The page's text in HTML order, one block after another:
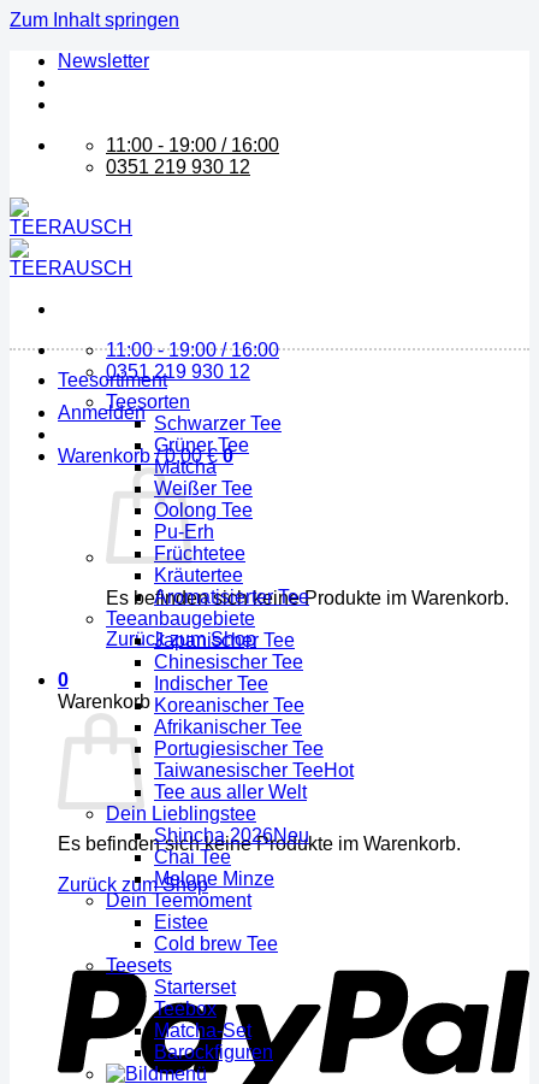
Zum Inhalt springen
Newsletter
11:00 - 19:00 / 16:00
0351 219 930 12
11:00 - 19:00 / 16:00
0351 219 930 12
Anmelden
Warenkorb /0,00€ 0
Es befinden sich keine Produkte im Warenkorb.
Zurück zum Shop
0
Warenkorb
Es befinden sich keine Produkte im Warenkorb.
Zurück zum Shop
Teesortiment
Teesorten
Schwarzer Tee
Grüner Tee
Matcha
Weißer Tee
Oolong Tee
Pu-Erh
Früchtetee
Kräutertee
Aromatisierter Tee
Teeanbaugebiete
Japanischer Tee
Chinesischer Tee
Indischer Tee
Koreanischer Tee
Afrikanischer Tee
Portugiesischer Tee
Taiwanesischer Tee
Tee aus aller Welt
Dein Lieblingstee
Shincha 2026
Chai Tee
Melone Minze
Dein Teemoment
Eistee
Cold brew Tee
Teesets
Starterset
Teebox
Matcha-Set
Barockfiguren